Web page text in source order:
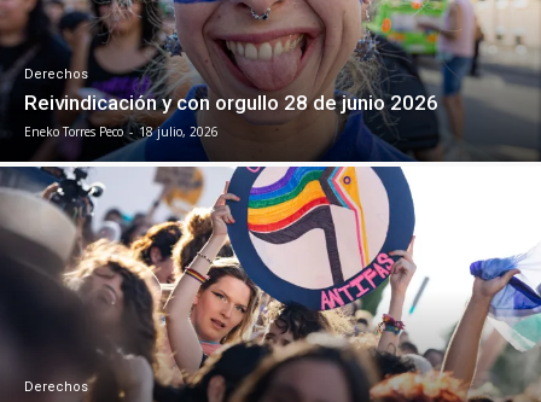
Derechos
Reivindicación y con orgullo 28 de junio 2026
Eneko Torres Peco - 18 julio, 2026
Derechos